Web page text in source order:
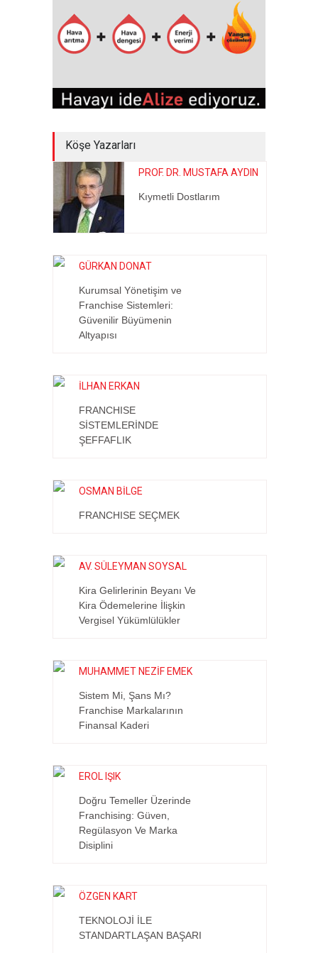
Köşe Yazarları
PROF. DR. MUSTAFA AYDIN
Kıymetli Dostlarım
GÜRKAN DONAT
Kurumsal Yönetişim ve
Franchise Sistemleri:
Güvenilir Büyümenin
Altyapısı
İLHAN ERKAN
FRANCHISE
SİSTEMLERİNDE
ŞEFFAFLIK
OSMAN BİLGE
FRANCHISE SEÇMEK
AV. SÜLEYMAN SOYSAL
Kira Gelirlerinin Beyanı Ve
Kira Ödemelerine İlişkin
Vergisel Yükümlülükler
MUHAMMET NEZİF EMEK
Sistem Mi, Şans Mı?
Franchise Markalarının
Finansal Kaderi
EROL IŞIK
Doğru Temeller Üzerinde
Franchising: Güven,
Regülasyon Ve Marka
Disiplini
ÖZGEN KART
TEKNOLOJİ İLE
STANDARTLAŞAN BAŞARI